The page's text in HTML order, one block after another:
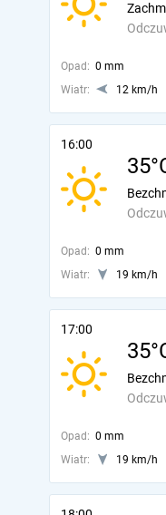
Opad: 0 mm
Wiatr:
12 km/h
16:00
Opad: 0 mm
Wiatr:
19 km/h
17:00
Opad: 0 mm
Wiatr:
19 km/h